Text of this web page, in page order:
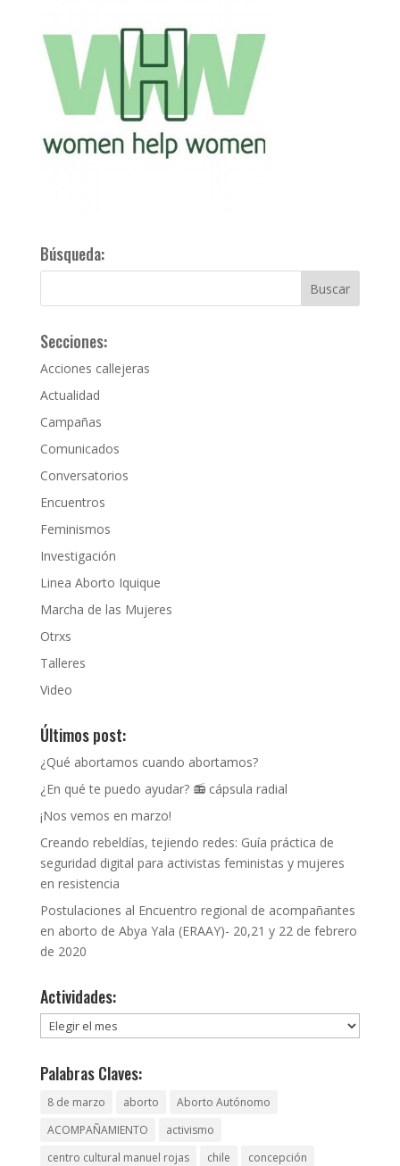
Búsqueda:
Secciones:
Acciones callejeras
Actualidad
Campañas
Comunicados
Conversatorios
Encuentros
Feminismos
Investigación
Linea Aborto Iquique
Marcha de las Mujeres
Otrxs
Talleres
Video
Últimos post:
¿Qué abortamos cuando abortamos?
¿En qué te puedo ayudar? 📻 cápsula radial
¡Nos vemos en marzo!
Creando rebeldías, tejiendo redes: Guía práctica de
seguridad digital para activistas feministas y mujeres
en resistencia
Postulaciones al Encuentro regional de acompañantes
en aborto de Abya Yala (ERAAY)- 20,21 y 22 de febrero
de 2020
Actividades:
Actividades:
Palabras Claves:
8 de marzo aborto
Aborto Autónomo
ACOMPAÑAMIENTO
activismo
centro cultural manuel rojas
chile
concepción